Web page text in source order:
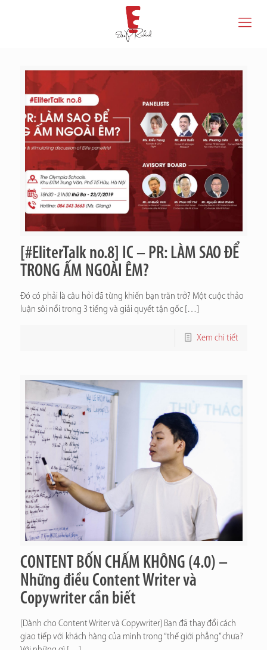
[#EliterTalk no.8] IC – PR: LÀM SAO ĐỂ
TRONG ẤM NGOÀI ÊM?
Đó có phải là câu hỏi đã từng khiến bạn trăn trở? Một cuộc thảo
luận sôi nổi trong 3 tiếng và giải quyết tận gốc[…]
Xem chi tiết
CONTENT BỐN CHẤM KHÔNG (4.0) –
Những điều Content Writer và
Copywriter cần biết
[Dành cho Content Writer và Copywriter] Bạn đã thay đổi cách
giao tiếp với khách hàng của mình trong “thế giới phẳng” chưa?